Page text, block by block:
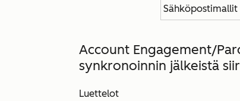
Sähköpostimallit
Account Engagement/
synkronoinnin jälkeistä
Luettelot